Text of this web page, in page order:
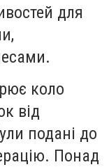
для
коло
від
подані до
Понад